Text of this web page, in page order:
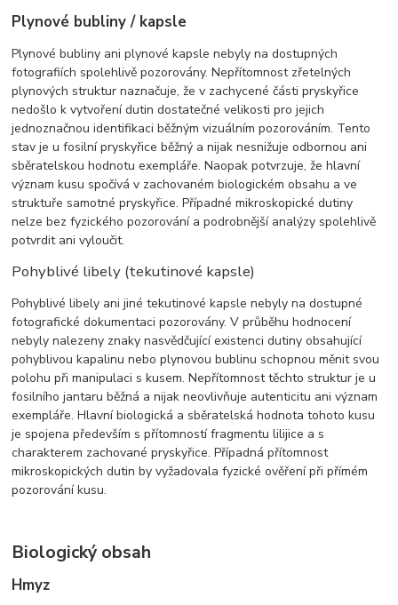
Plynové bubliny / kapsle
Plynové bubliny ani plynové kapsle nebyly na dostupných
fotografiích spolehlivě pozorovány. Nepřítomnost zřetelných
plynových struktur naznačuje, že v zachycené části pryskyřice
nedošlo k vytvoření dutin dostatečné velikosti pro jejich
jednoznačnou identifikaci běžným vizuálním pozorováním. Tento
stav je u fosilní pryskyřice běžný a nijak nesnižuje odbornou ani
sběratelskou hodnotu exempláře. Naopak potvrzuje, že hlavní
význam kusu spočívá v zachovaném biologickém obsahu a ve
struktuře samotné pryskyřice. Případné mikroskopické dutiny
nelze bez fyzického pozorování a podrobnější analýzy spolehlivě
potvrdit ani vyloučit.
Pohyblivé libely (tekutinové kapsle)
Pohyblivé libely ani jiné tekutinové kapsle nebyly na dostupné
fotografické dokumentaci pozorovány. V průběhu hodnocení
nebyly nalezeny znaky nasvědčující existenci dutiny obsahující
pohyblivou kapalinu nebo plynovou bublinu schopnou měnit svou
polohu při manipulaci s kusem. Nepřítomnost těchto struktur je u
fosilního jantaru běžná a nijak neovlivňuje autenticitu ani význam
exempláře. Hlavní biologická a sběratelská hodnota tohoto kusu
je spojena především s přítomností fragmentu lilijice a s
charakterem zachované pryskyřice. Případná přítomnost
mikroskopických dutin by vyžadovala fyzické ověření při přímém
pozorování kusu.
Biologický obsah
Hmyz